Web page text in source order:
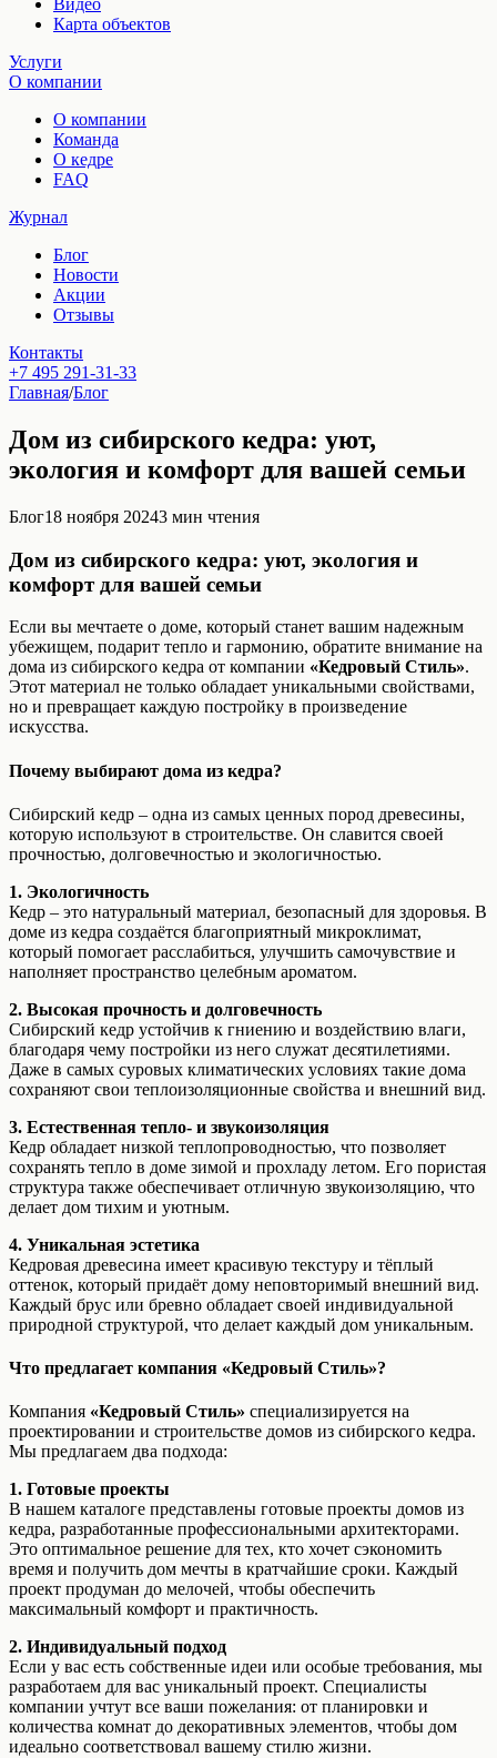
Видео
Карта объектов
Услуги
О компании
О компании
Команда
О кедре
FAQ
Журнал
Блог
Новости
Акции
Отзывы
Контакты
+7 495 291-31-33
Главная/Блог
Дом из сибирского кедра: уют,
экология и комфорт для вашей семьи
Блог18 ноября 20243 мин чтения
Дом из сибирского кедра: уют, экология и
комфорт для вашей семьи
Если вы мечтаете о доме, который станет вашим надежным
убежищем, подарит тепло и гармонию, обратите внимание на
дома из сибирского кедра от компании «Кедровый Стиль».
Этот материал не только обладает уникальными свойствами,
но и превращает каждую постройку в произведение
искусства.
Почему выбирают дома из кедра?
Сибирский кедр – одна из самых ценных пород древесины,
которую используют в строительстве. Он славится своей
прочностью, долговечностью и экологичностью.
1. Экологичность
Кедр – это натуральный материал, безопасный для здоровья. В
доме из кедра создаётся благоприятный микроклимат,
который помогает расслабиться, улучшить самочувствие и
наполняет пространство целебным ароматом.
2. Высокая прочность и долговечность
Сибирский кедр устойчив к гниению и воздействию влаги,
благодаря чему постройки из него служат десятилетиями.
Даже в самых суровых климатических условиях такие дома
сохраняют свои теплоизоляционные свойства и внешний вид.
3. Естественная тепло- и звукоизоляция
Кедр обладает низкой теплопроводностью, что позволяет
сохранять тепло в доме зимой и прохладу летом. Его пористая
структура также обеспечивает отличную звукоизоляцию, что
делает дом тихим и уютным.
4. Уникальная эстетика
Кедровая древесина имеет красивую текстуру и тёплый
оттенок, который придаёт дому неповторимый внешний вид.
Каждый брус или бревно обладает своей индивидуальной
природной структурой, что делает каждый дом уникальным.
Что предлагает компания «Кедровый Стиль»?
Компания «Кедровый Стиль» специализируется на
проектировании и строительстве домов из сибирского кедра.
Мы предлагаем два подхода:
1. Готовые проекты
В нашем каталоге представлены готовые проекты домов из
кедра, разработанные профессиональными архитекторами.
Это оптимальное решение для тех, кто хочет сэкономить
время и получить дом мечты в кратчайшие сроки. Каждый
проект продуман до мелочей, чтобы обеспечить
максимальный комфорт и практичность.
2. Индивидуальный подход
Если у вас есть собственные идеи или особые требования, мы
разработаем для вас уникальный проект. Специалисты
компании учтут все ваши пожелания: от планировки и
количества комнат до декоративных элементов, чтобы дом
идеально соответствовал вашему стилю жизни.